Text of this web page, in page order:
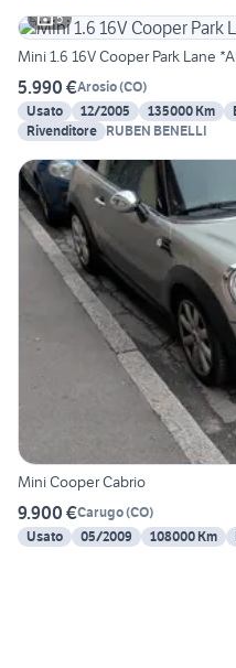
5
Mini 1.6 16V Cooper Park Lane
5.990 €Arosio(CO)
Usato
12/2005 135000 Km
Rivenditore RUBEN BENELLI
Mini Cooper Cabrio
9.900 €Carugo(CO)
Usato
05/2009 108000 Km